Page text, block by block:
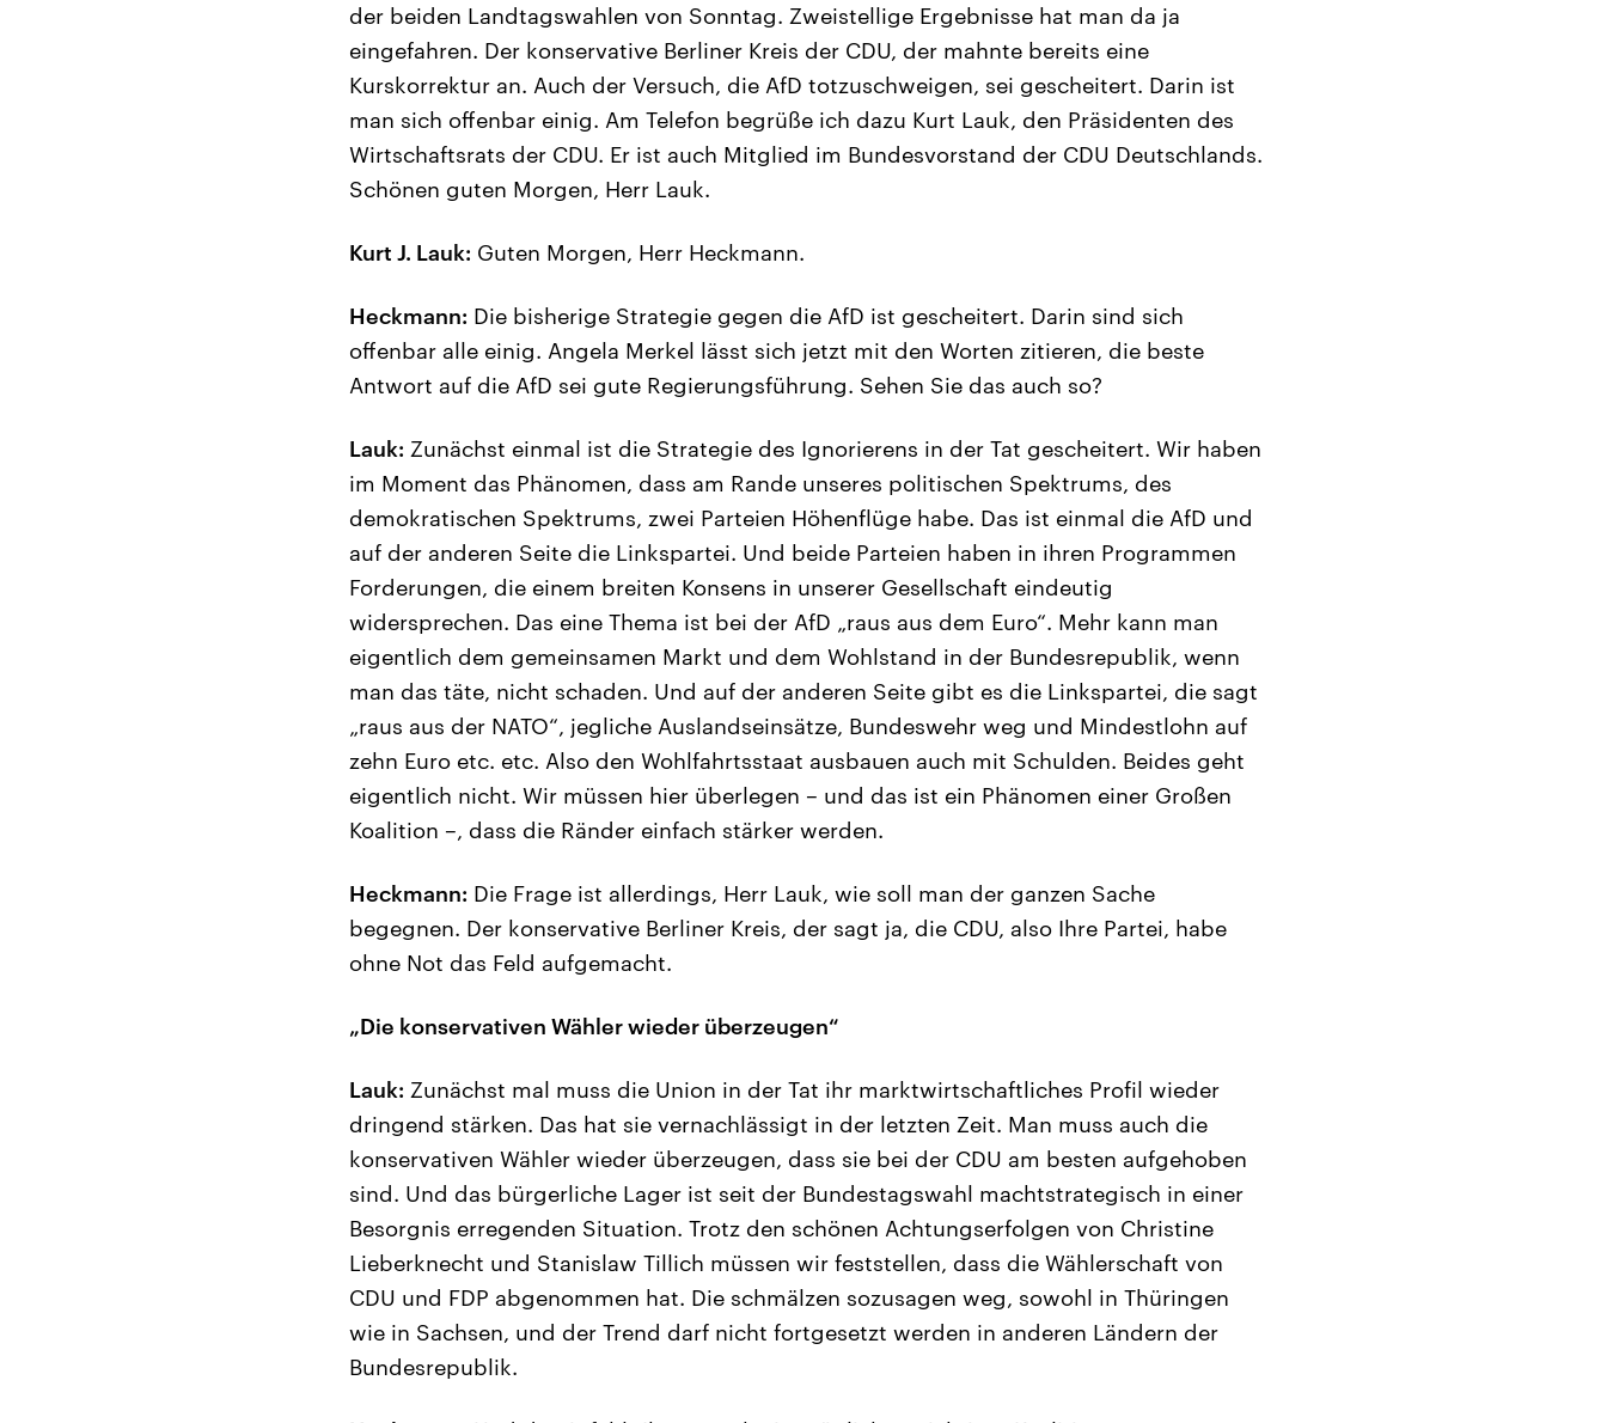
der beiden Landtagswahlen von Sonntag. Zweistellige Ergebnisse hat man da ja
eingefahren. Der konservative Berliner Kreis der CDU, der mahnte bereits eine
Kurskorrektur an. Auch der Versuch, die AfD totzuschweigen, sei gescheitert. Darin ist
man sich offenbar einig. Am Telefon begrüße ich dazu Kurt Lauk, den Präsidenten des
Wirtschaftsrats der CDU. Er ist auch Mitglied im Bundesvorstand der CDU Deutschlands.
Schönen guten Morgen, Herr Lauk.
Kurt J. Lauk: Guten Morgen, Herr Heckmann.
Heckmann: Die bisherige Strategie gegen die AfD ist gescheitert. Darin sind sich
offenbar alle einig. Angela Merkel lässt sich jetzt mit den Worten zitieren, die beste
Antwort auf die AfD sei gute Regierungsführung. Sehen Sie das auch so?
Lauk: Zunächst einmal ist die Strategie des Ignorierens in der Tat gescheitert. Wir haben
im Moment das Phänomen, dass am Rande unseres politischen Spektrums, des
demokratischen Spektrums, zwei Parteien Höhenflüge habe. Das ist einmal die AfD und
auf der anderen Seite die Linkspartei. Und beide Parteien haben in ihren Programmen
Forderungen, die einem breiten Konsens in unserer Gesellschaft eindeutig
widersprechen. Das eine Thema ist bei der AfD „raus aus dem Euro“. Mehr kann man
eigentlich dem gemeinsamen Markt und dem Wohlstand in der Bundesrepublik, wenn
man das täte, nicht schaden. Und auf der anderen Seite gibt es die Linkspartei, die sagt
„raus aus der NATO“, jegliche Auslandseinsätze, Bundeswehr weg und Mindestlohn auf
zehn Euro etc. etc. Also den Wohlfahrtsstaat ausbauen auch mit Schulden. Beides geht
eigentlich nicht. Wir müssen hier überlegen – und das ist ein Phänomen einer Großen
Koalition –, dass die Ränder einfach stärker werden.
Heckmann: Die Frage ist allerdings, Herr Lauk, wie soll man der ganzen Sache
begegnen. Der konservative Berliner Kreis, der sagt ja, die CDU, also Ihre Partei, habe
ohne Not das Feld aufgemacht.
„Die konservativen Wähler wieder überzeugen“
Lauk: Zunächst mal muss die Union in der Tat ihr marktwirtschaftliches Profil wieder
dringend stärken. Das hat sie vernachlässigt in der letzten Zeit. Man muss auch die
konservativen Wähler wieder überzeugen, dass sie bei der CDU am besten aufgehoben
sind. Und das bürgerliche Lager ist seit der Bundestagswahl machtstrategisch in einer
Besorgnis erregenden Situation. Trotz den schönen Achtungserfolgen von Christine
Lieberknecht und Stanislaw Tillich müssen wir feststellen, dass die Wählerschaft von
CDU und FDP abgenommen hat. Die schmälzen sozusagen weg, sowohl in Thüringen
wie in Sachsen, und der Trend darf nicht fortgesetzt werden in anderen Ländern der
Bundesrepublik.